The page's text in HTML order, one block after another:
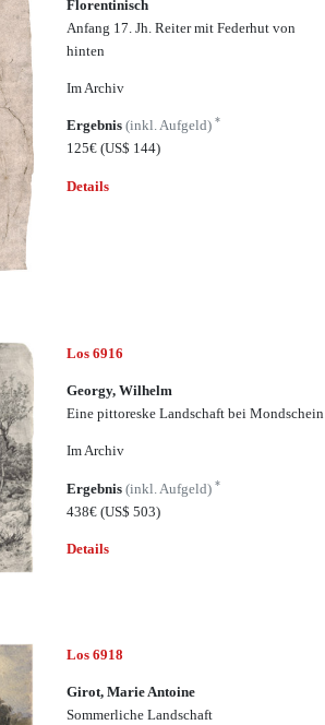
Florentinisch
Anfang 17. Jh. Reiter mit Federhut von
hinten
Im Archiv
Ergebnis(inkl. Aufgeld)*
125€(US$ 144)
Details
Los 6916
Georgy, Wilhelm
Eine pittoreske Landschaft bei Mondschein
Im Archiv
Ergebnis(inkl. Aufgeld)*
438€(US$ 503)
Details
Los 6918
Girot, Marie Antoine
Sommerliche Landschaft